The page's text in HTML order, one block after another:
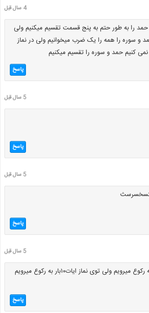
4 سال قبل
حمد را به طور حتم به پنج قسمت تقسیم میکنیم ولی
و سوره را همه را یک ضرب میخوانیم ولی در نماز
نمی کنیم حمد و سوره را تقسیم میکنیم
پاسخ
5 سال قبل
پاسخ
5 سال قبل
پاسخ
5 سال قبل
پاسخ